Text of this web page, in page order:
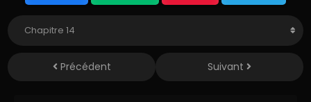
Précédent Suivant